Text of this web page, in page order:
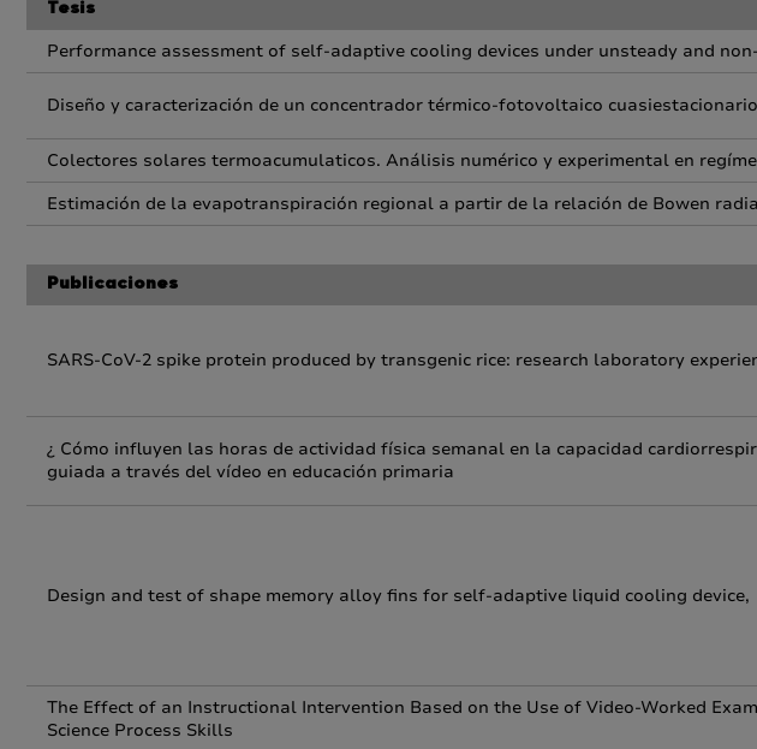
Tesis
Performance assessment of self-adaptive cooling devices under unsteady and
Diseño y caracterización de un concentrador térmico-fotovoltaico
Colectores solares termoacumulaticos. Análisis numérico y experimental en
Estimación de la evapotranspiración regional a partir de la relación de Bowen
Publicaciones
SARS-CoV-2 spike protein produced by transgenic rice: research laboratory
¿ Cómo influyen las horas de actividad física semanal en la capacidad
guiada a través del vídeo en educación primaria
Design and test of shape memory alloy fins for self-adaptive liquid cooling device,
The Effect of an Instructional Intervention Based on the Use of Video-Worked
Science Process Skills